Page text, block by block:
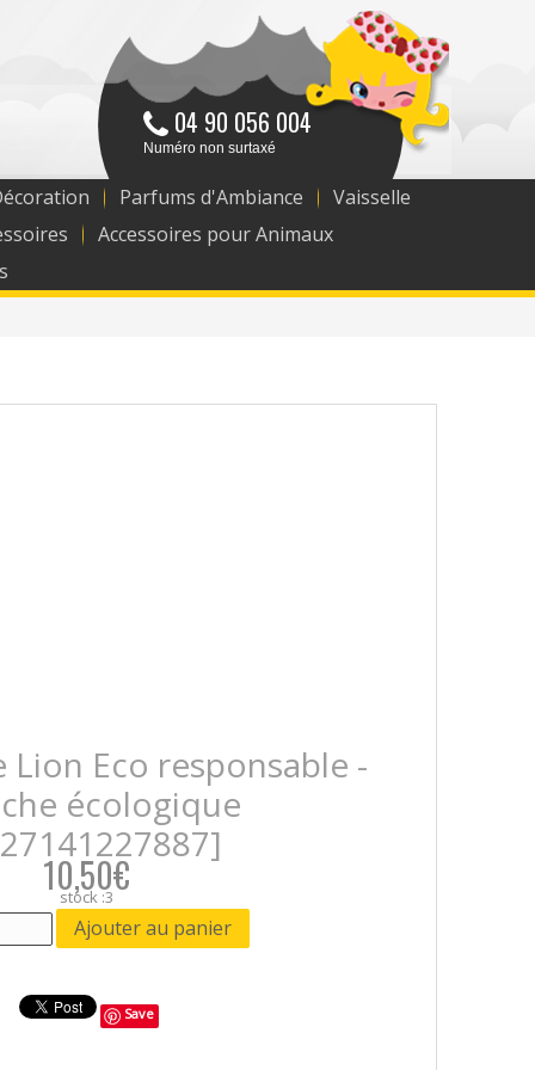
04 90 056 004
Numéro non surtaxé
Parfums d'Ambiance
Vaisselle
Accessoires pour Animaux
Lion Eco responsable -
écologique
10,50€
stock :3
Save